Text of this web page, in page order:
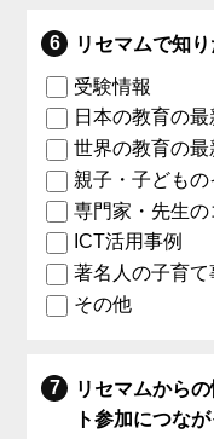
リセマムで知
受験情報
日本の教育の最
世界の教育の最
親子・子ども
専門家・先生の
ICT活用事例
著名人の子育
その他
リセマムから
ト参加につな